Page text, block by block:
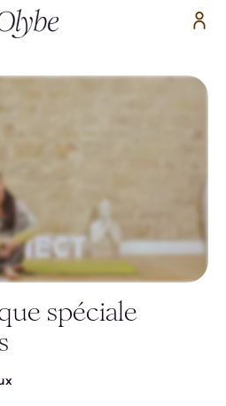
accéder gratuitement à la
spéciale